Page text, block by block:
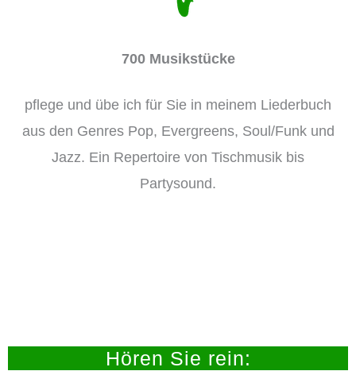
700 Musikstücke
pflege und übe ich für Sie in meinem Liederbuch
aus den Genres Pop, Evergreens, Soul/Funk und
Jazz. Ein Repertoire von Tischmusik bis
Partysound.
Hören Sie rein: